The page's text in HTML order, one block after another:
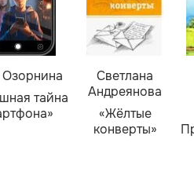
тайна
Светлана
Андреянова
«Жёлтые
конверты»